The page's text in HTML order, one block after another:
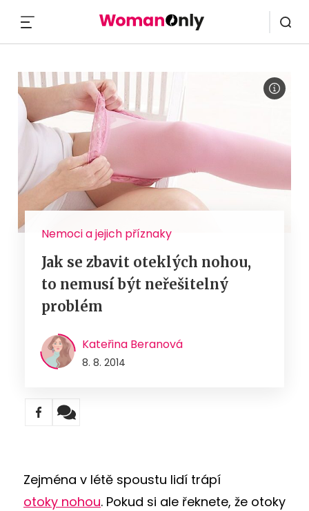
Nemoci a jejich příznaky
Jak se zbavit oteklých nohou,
to nemusí být neřešitelný
problém
Kateřina Beranová
8. 8. 2014
Zejména v létě spoustu lidí trápí
otoky nohou. Pokud si ale řeknete, že otoky